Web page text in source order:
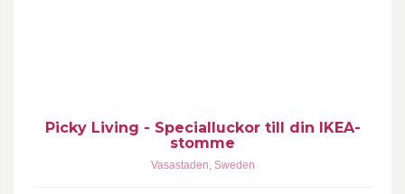
Picky Living - Specialluckor till din IKEA-
stomme
Vasastaden, Sweden